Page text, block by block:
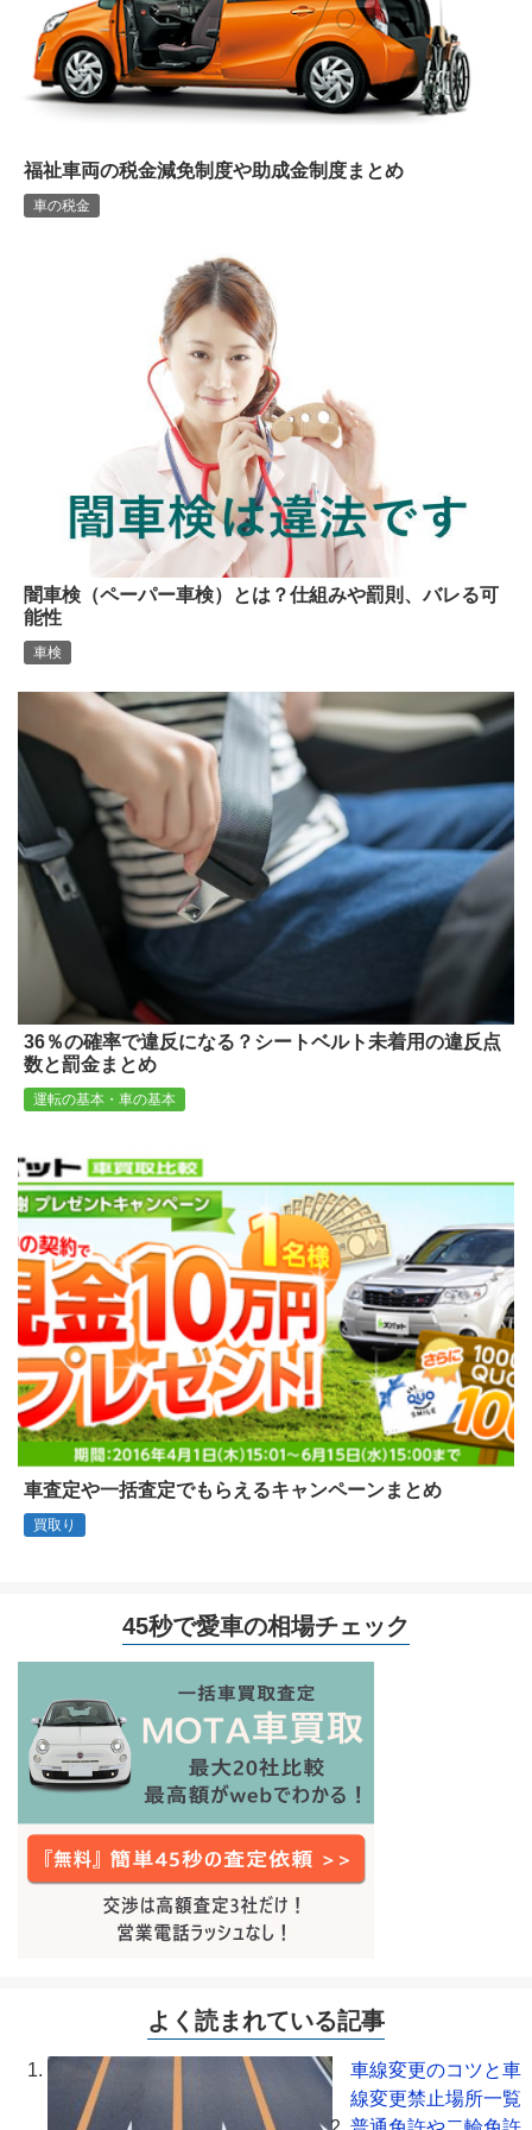
福祉車両の税金減免制度や助成金制度まとめ
車の税金
闇車検（ペーパー車検）とは？仕組みや罰則、バレる可
能性
車検
36％の確率で違反になる？シートベルト未着用の違反点
数と罰金まとめ
運転の基本・車の基本
車査定や一括査定でもらえるキャンペーンまとめ
買取り
45秒で愛車の相場チェック
よく読まれている記事
車線変更のコツと車
線変更禁止場所一覧